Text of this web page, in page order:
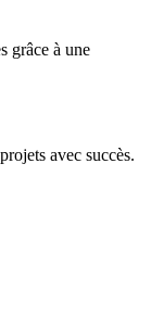
grâce à une
avec succès.